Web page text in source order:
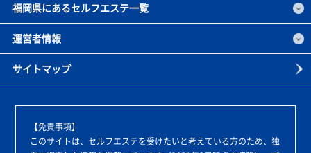
福岡県にあるセルフエステ一覧
運営者情報
サイトマップ
【免責事項】
このサイトは、セルフエステを受けたいと考えている方のため、独